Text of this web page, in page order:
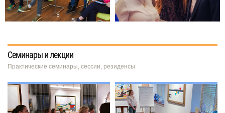
Семинары и лекции
Практические семинары, сессии, резиденсы